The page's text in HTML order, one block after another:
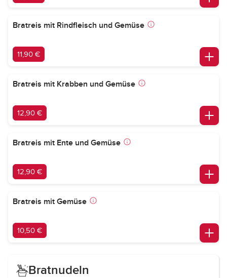
Bratreis mit Rindfleisch und Gemüse
11,90 €
Bratreis mit Krabben und Gemüse
12,90 €
Bratreis mit Ente und Gemüse
12,90 €
Bratreis mit Gemüse
10,50 €
Bratnudeln